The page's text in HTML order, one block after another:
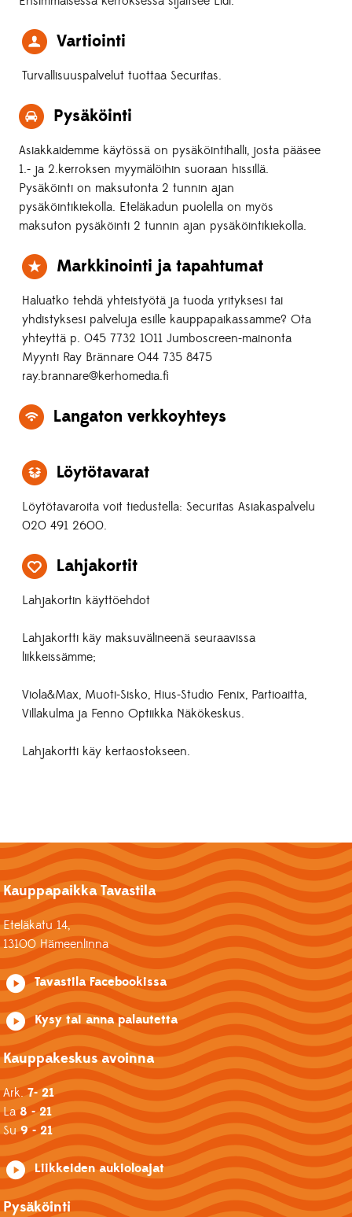
Vartiointi
Turvallisuuspalvelut tuottaa Securitas.
Pysäköinti
Asiakkaidemme käytössä on pysäköintihalli, josta pääsee
1.- ja 2.kerroksen myymälöihin suoraan hissillä.
Pysäköinti on maksutonta 2 tunnin ajan
pysäköintikiekolla. Eteläkadun puolella on myös
maksuton pysäköinti 2 tunnin ajan pysäköintikiekolla.
Markkinointi ja tapahtumat
Haluatko tehdä yhteistyötä ja tuoda yrityksesi tai
yhdistyksesi palveluja esille kauppapaikassamme? Ota
yhteyttä p. 045 7732 1011 Jumboscreen-mainonta
Myynti Ray Brännare 044 735 8475
ray.brannare@kerhomedia.fi
Langaton verkkoyhteys
Löytötavarat
Löytötavaroita voit tiedustella: Securitas Asiakaspalvelu
020 491 2600.
Lahjakortit
Lahjakortin käyttöehdot
Lahjakortti käy maksuvälineenä seuraavissa
liikkeissämme;
Viola&Max, Muoti-Sisko, Hius-Studio Fenix, Partioaitta,
Villakulma ja Fenno Optiikka Näkökeskus.
Lahjakortti käy kertaostokseen.
Kauppapaikka Tavastila
Eteläkatu 14,
13100 Hämeenlinna
Tavastila Facebookissa
Kysy tai anna palautetta
Kauppakeskus avoinna
Ark.7- 21
La8 - 21
Su9 - 21
Liikkeiden aukioloajat
Pysäköinti